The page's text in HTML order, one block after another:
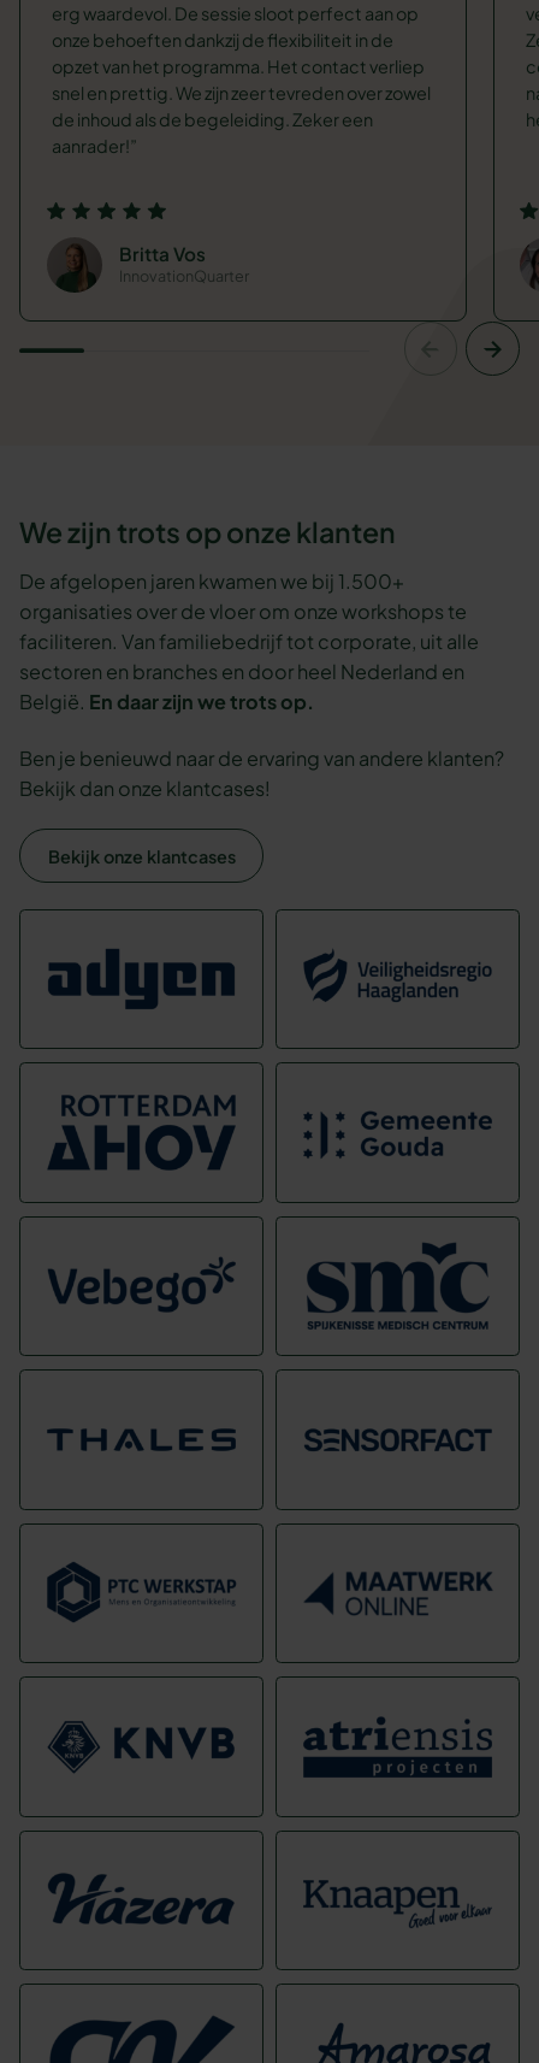
erg waardevol. De sessie sloot perfect aan op
onze behoeften dankzij de flexibiliteit in de
opzet van het programma. Het contact verliep
snel en prettig. We zijn zeer tevreden over zowel
de inhoud als de begeleiding. Zeker een
aanrader!
Britta Vos
InnovationQuarter
We zijn trots op onze klanten
De afgelopen jaren kwamen we bij 1.500+
organisaties over de vloer om onze workshops te
faciliteren. Van familiebedrijf tot corporate, uit alle
sectoren en branches en door heel Nederland en
België. En daar zijn we trots op.
Ben je benieuwd naar de ervaring van andere klanten?
Bekijk dan onze klantcases!
Bekijk onze klantcases